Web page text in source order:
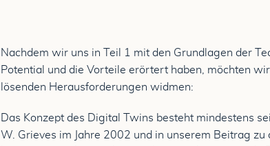
Nachdem wir uns in Teil 1 mit den Grundlagen der
Potential und die Vorteile erörtert haben, möchten
lösenden Herausforderungen widmen:
Das Konzept des Digital Twins besteht mindestens
W. Grieves im Jahre 2002 und in unserem Beitrag